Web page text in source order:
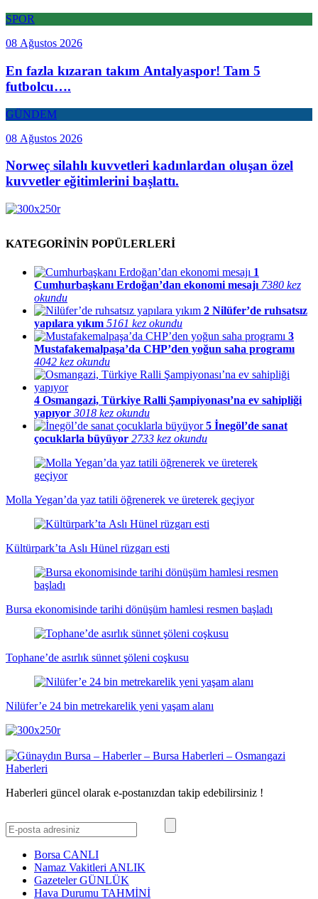
SPOR
08 Ağustos 2026
En fazla kızaran takım Antalyaspor! Tam 5
futbolcu….
GÜNDEM
08 Ağustos 2026
Norweç silahlı kuvvetleri kadınlardan oluşan özel
kuvvetler eğitimlerini başlattı.
KATEGORİNİN POPÜLERLERİ
1
Cumhurbaşkanı Erdoğan’dan ekonomi mesajı 7380 kez
okundu
2 Nilüfer’de ruhsatsız
yapılara yıkım 5161 kez okundu
3
Mustafakemalpaşa’da CHP’den yoğun saha programı
4042 kez okundu
4 Osmangazi, Türkiye Ralli Şampiyonası’na ev sahipliği
yapıyor 3018 kez okundu
5 İnegöl’de sanat
çocuklarla büyüyor 2733 kez okundu
Molla Yegan’da yaz tatili öğrenerek ve üreterek geçiyor
Kültürpark’ta Aslı Hünel rüzgarı esti
Bursa ekonomisinde tarihi dönüşüm hamlesi resmen başladı
Tophane’de asırlık sünnet şöleni coşkusu
Nilüfer’e 24 bin metrekarelik yeni yaşam alanı
Haberleri güncel olarak e-postanızdan takip edebilirsiniz !
Borsa CANLI
Namaz Vakitleri ANLIK
GazetelerGÜNLÜK
Hava Durumu TAHMİNİ